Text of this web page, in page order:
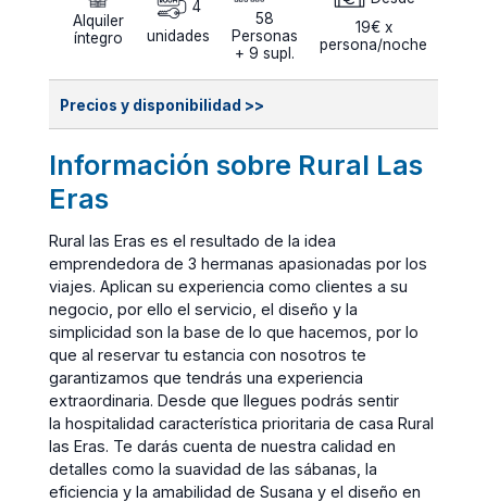
Alquiler
íntegro
4
unidades
58
Personas
+ 9 supl.
19€ x
persona/noche
Precios y disponibilidad >>
Información sobre Rural Las
Eras
Rural las Eras es el resultado de la idea
emprendedora de 3 hermanas apasionadas por los
viajes. Aplican su experiencia como clientes a su
negocio, por ello el servicio, el diseño y la
simplicidad son la base de lo que hacemos, por lo
que al reservar tu estancia con nosotros te
garantizamos que tendrás una experiencia
extraordinaria. Desde que llegues podrás sentir
la hospitalidad característica prioritaria de casa Rural
las Eras. Te darás cuenta de nuestra calidad en
detalles como la suavidad de las sábanas, la
eficiencia y la amabilidad de Susana y el diseño en